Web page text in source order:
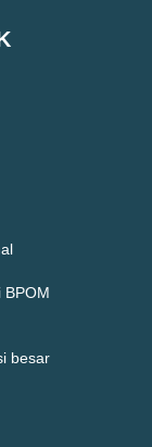
BPOM
besar